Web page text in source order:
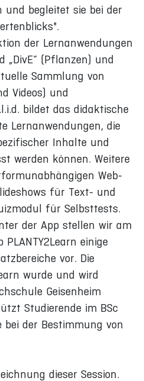
und begleitet sie bei der
der Lernanwendungen
„DivE“ (Pflanzen) und
Sammlung von
Videos) und
bildet das didaktische
Lernanwendungen, die
Inhalte und
werden können. Weitere
Web-
für Text- und
für Selbsttests.
der App stellen wir am
PLANTY2Learn einige
vor. Die
wurde und wird
Geisenheim
Studierende im BSc
bei der Bestimmung von
dieser Session.